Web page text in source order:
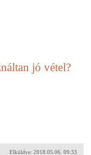
jó vétel?
Elküldve: 2018.05.06. 09:33